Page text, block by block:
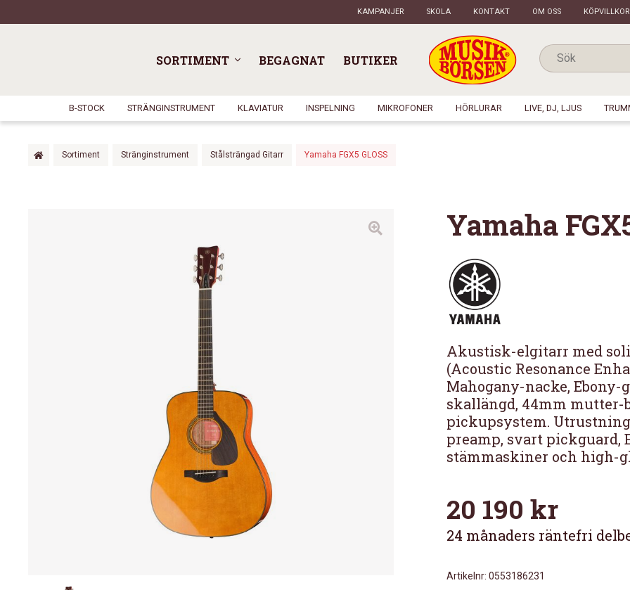
KAMPANJER SKOLA KONTAKT OM OSS
SORTIMENT BEGAGNAT BUTIKER
B-STOCK STRÄNGINSTRUMENT KLAVIATUR INSPELNING MIKROFONER HÖRLURAR LIVE, DJ, LJUS
Sortiment Stränginstrument Stålsträngad Gitarr Yamaha FGX5 GLOSS
Yamaha
Akustisk-elgitarr med
(Acoustic Resonance
Mahogany-nacke,
skallängd, 44mm mutter-
pickupsystem. Utrustning
preamp, svart pickguard,
stämmaskiner och high-
20 190 kr
24 månaders räntefri
Artikelnr: 0553186231